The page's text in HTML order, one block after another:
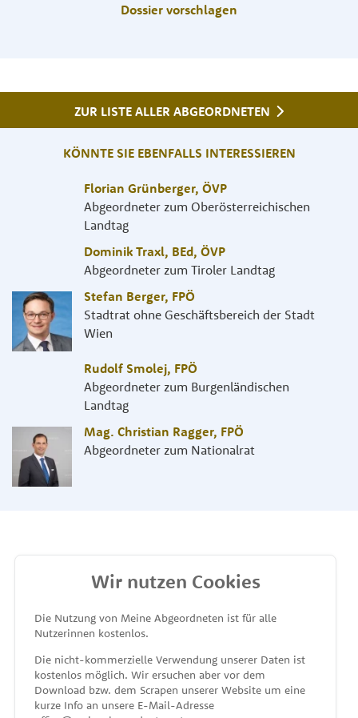
Dossier vorschlagen
ZUR LISTE ALLER ABGEORDNETEN
KÖNNTE SIE EBENFALLS INTERESSIEREN
Florian Grünberger, ÖVP
Abgeordneter zum Oberösterreichischen
Landtag
Dominik Traxl, BEd, ÖVP
Abgeordneter zum Tiroler Landtag
Stefan Berger, FPÖ
Stadtrat ohne Geschäftsbereich der Stadt
Wien
Rudolf Smolej, FPÖ
Abgeordneter zum Burgenländischen
Landtag
Mag. Christian Ragger, FPÖ
Abgeordneter zum Nationalrat
MEINE ABGEORDNETEN
unterstützt von
Wir nutzen Cookies
Die Nutzung von Meine Abgeordneten ist für alle
Nutzerinnen kostenlos.
Die nicht-kommerzielle Verwendung unserer Daten ist
kostenlos möglich. Wir ersuchen aber vor dem
Download bzw. dem Scrapen unserer Website um eine
kurze Info an unsere E-Mail-Adresse